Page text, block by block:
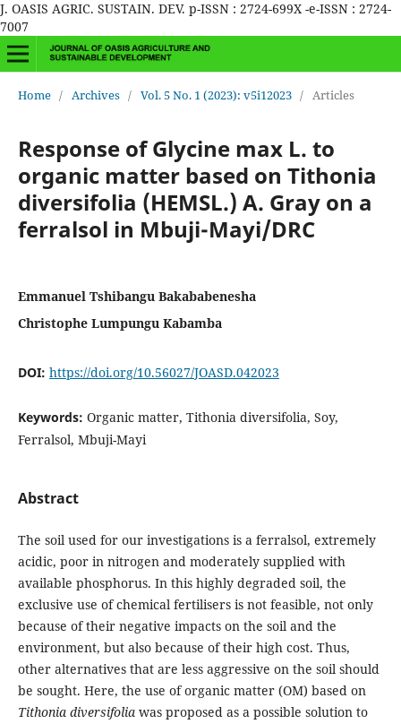
J. OASIS AGRIC. SUSTAIN. DEV. p-ISSN : 2724-699X -e-ISSN : 2724-
7007
Home / Archives / Vol. 5 No. 1 (2023): v5i12023 / Articles
Response of Glycine max L. to
organic matter based on Tithonia
diversifolia (HEMSL.) A. Gray on a
ferralsol in Mbuji-Mayi/DRC
Emmanuel Tshibangu Bakababenesha
Christophe Lumpungu Kabamba
DOI: https://doi.org/10.56027/JOASD.042023
Keywords: Organic matter, Tithonia diversifolia, Soy,
Ferralsol, Mbuji-Mayi
Abstract
The soil used for our investigations is a ferralsol, extremely
acidic, poor in nitrogen and moderately supplied with
available phosphorus. In this highly degraded soil, the
exclusive use of chemical fertilisers is not feasible, not only
because of their negative impacts on the soil and the
environment, but also because of their high cost. Thus,
other alternatives that are less aggressive on the soil should
be sought. Here, the use of organic matter (OM) based on
Tithonia diversifolia was proposed as a possible solution to